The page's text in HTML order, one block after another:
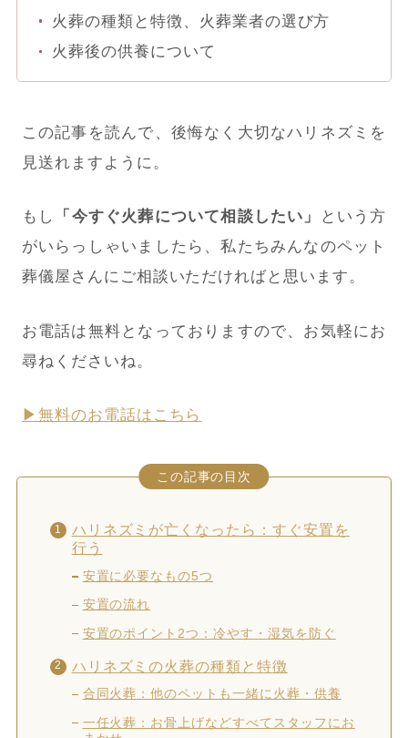
火葬の種類と特徴、火葬業者の選び方
火葬後の供養について
この記事を読んで、後悔なく大切なハリネズミを
見送れますように。
もし 「今すぐ火葬について相談したい」
という方
がいらっしゃいましたら、私たちみんなのペット
葬儀屋さんにご相談いただければと思います。
お電話は無料となっておりますので、お気軽にお
尋ねくださいね。
▶無料のお電話はこちら
この記事の目次
ハリネズミが亡くなったら：すぐ安置を
行う
安置に必要なもの5つ
安置の流れ
安置のポイント2つ：冷やす・湿気を防ぐ
ハリネズミの火葬の種類と特徴
合同火葬：他のペットも一緒に火葬・供養
一任火葬：お骨上げなどすべてスタッフにお